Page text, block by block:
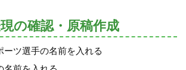
現の確認・原稿作成
ツ選手の名前を入れる